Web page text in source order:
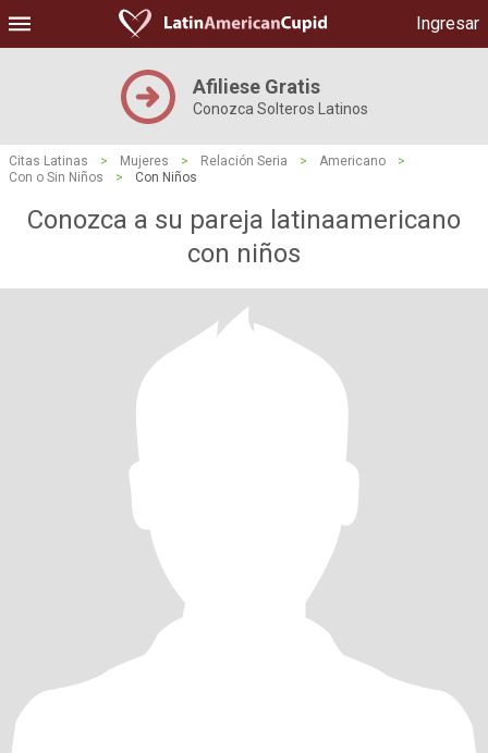
Ingresar
Afiliese Gratis
Conozca Solteros Latinos
Citas Latinas > Mujeres > Relación Seria > Americano
>
Con o Sin Niños
> Con Niños
Conozca a su pareja latinaamericano
con niños